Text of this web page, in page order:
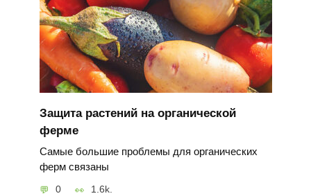
Защита растений на органической
ферме
Самые большие проблемы для органических
ферм связаны
0 1.6k.